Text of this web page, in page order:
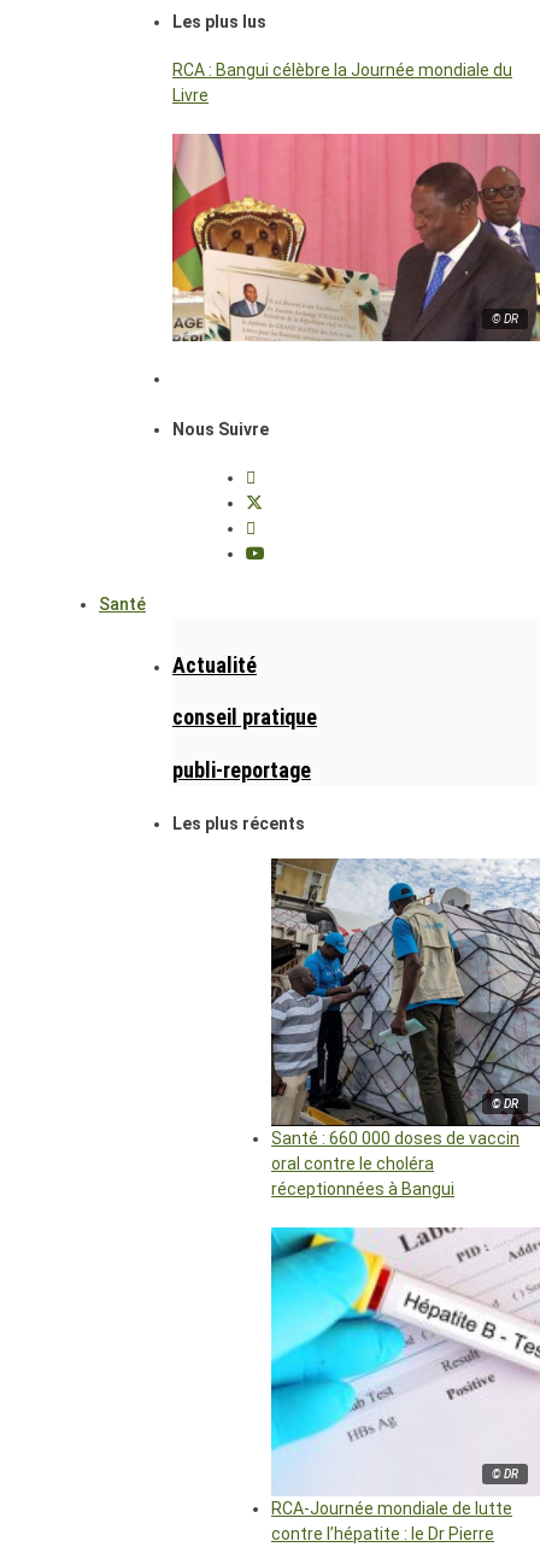
Les plus lus
RCA : Bangui célèbre la Journée mondiale du
Livre
© DR
Nous Suivre
Santé
Actualité
conseil pratique
publi-reportage
Les plus récents
© DR
Santé : 660 000 doses de vaccin
oral contre le choléra
réceptionnées à Bangui
© DR
RCA-Journée mondiale de lutte
contre l’hépatite : le Dr Pierre